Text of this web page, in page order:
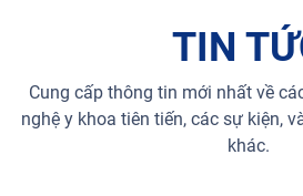
TIN
Cung cấp thông tin mới nhất về
nghệ y khoa tiên tiến, các sự kiện,
khác.